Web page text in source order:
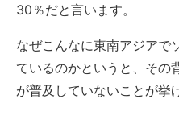
30％だと言います。
なぜこんなに東南アジアで
ているのかというと、その
が普及していないことが挙